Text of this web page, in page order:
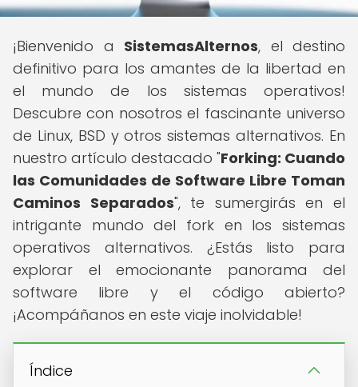
¡Bienvenido a SistemasAlternos, el destino
definitivo para los amantes de la libertad en
el mundo de los sistemas operativos!
Descubre con nosotros el fascinante universo
de Linux, BSD y otros sistemas alternativos. En
nuestro artículo destacado "Forking: Cuando
las Comunidades de Software Libre Toman
Caminos Separados", te sumergirás en el
intrigante mundo del fork en los sistemas
operativos alternativos. ¿Estás listo para
explorar el emocionante panorama del
software libre y el código abierto?
¡Acompáñanos en este viaje inolvidable!
Índice